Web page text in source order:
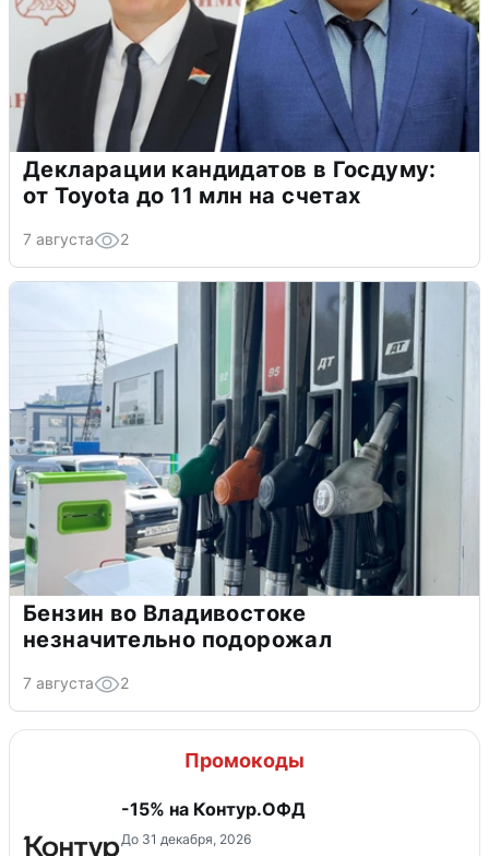
Декларации кандидатов в Госдуму:
от Toyota до 11 млн на счетах
7 августа 2
Бензин во Владивостоке
незначительно подорожал
7 августа 2
Промокоды
-15% на Контур.ОФД
До 31 декабря, 2026